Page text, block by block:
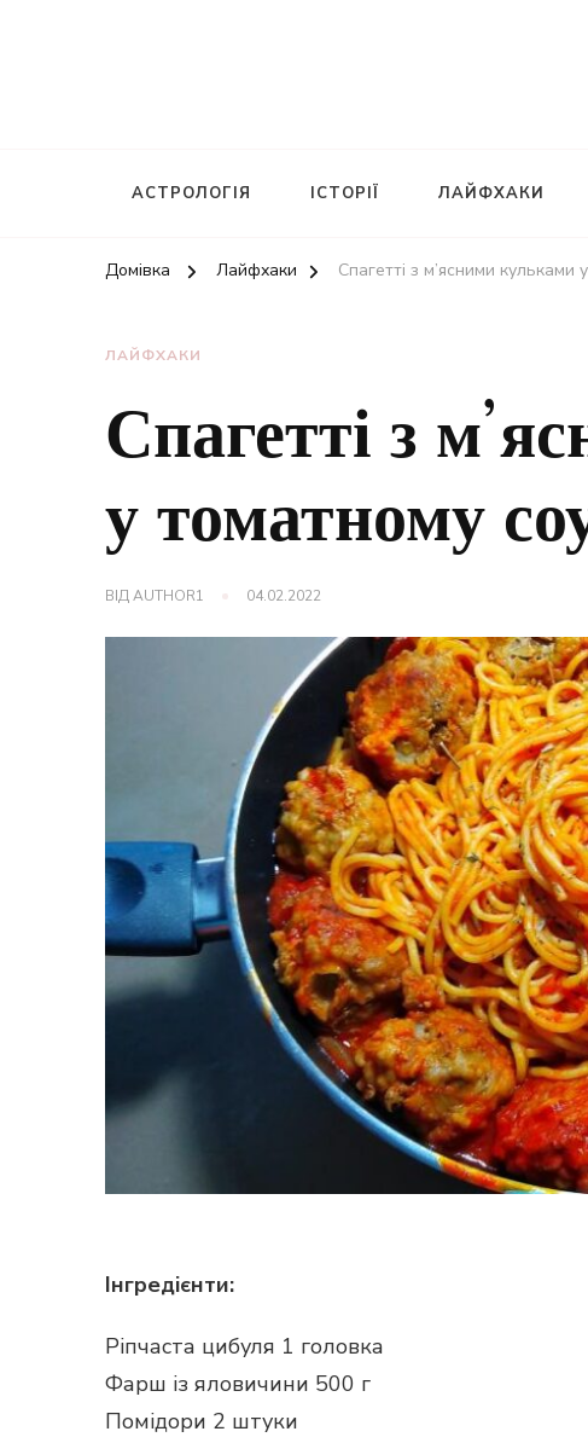
АСТРОЛОГІЯ ІСТОРІЇ ЛАЙФХАКИ
Домівка Лайфхаки Спагетті з м’ясними кульками
ЛАЙФХАКИ
Спагетті з
у томатному
ВІДAUTHOR1 04.02.2022
Інгредієнти:
Ріпчаста цибуля 1 головка
Фарш із яловичини 500 г
Помідори 2 штуки